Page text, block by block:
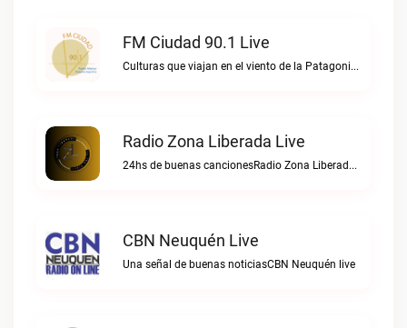
FM Ciudad 90.1 Live
Culturas que viajan en el viento de la PatagoniaFM Ciudad 90.1 live
Radio Zona Liberada Live
24hs de buenas cancionesRadio Zona Liberada live
CBN Neuquén Live
Una señal de buenas noticiasCBN Neuquén live